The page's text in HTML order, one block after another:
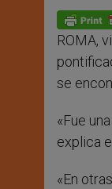
p
p
ROMA,
se
«Fue
explica
«En